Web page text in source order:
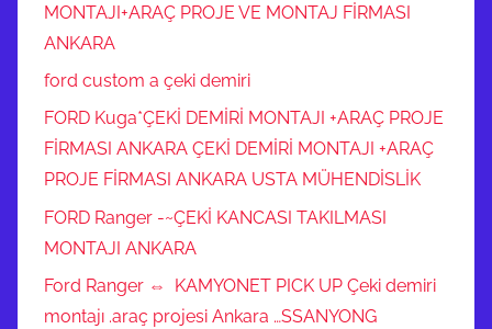
MONTAJI+ARAÇ PROJE VE MONTAJ FİRMASI
ANKARA
ford custom a çeki demiri
FORD Kuga*ÇEKİ DEMİRİ MONTAJI +ARAÇ PROJE
FİRMASI ANKARA ÇEKİ DEMİRİ MONTAJI +ARAÇ
PROJE FİRMASI ANKARA USTA MÜHENDİSLİK
FORD Ranger -~ÇEKİ KANCASI TAKILMASI
MONTAJI ANKARA
Ford Ranger ⇔ KAMYONET PICK UP Çeki demiri
montajı .araç projesi Ankara …SSANYONG